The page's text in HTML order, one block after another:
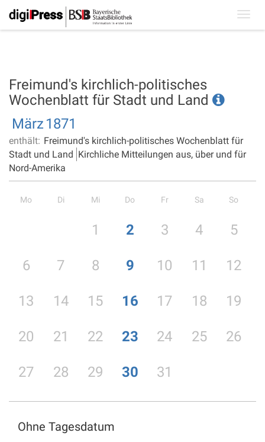
Freimund's kirchlich-politisches
Wochenblatt für Stadt und Land
März 1871
enthält: Freimund's kirchlich-politisches Wochenblatt für
Stadt und Land Kirchliche Mitteilungen aus, über und für
Nord-Amerika
Mo Di Mi Do Fr Sa So
1 2 3 4 5
6 7 8 9 10 11 12
13 14 15 16 17 18 19
20 21 22 23 24 25 26
27 28 29 30 31
Ohne Tagesdatum